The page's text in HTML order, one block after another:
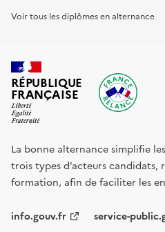
Voir tous les diplômes en alternance
RÉPUBLIQUE
FRANÇAISE
La bonne alternance simplifie
trois types d’acteurs candidats,
formation, afin de faciliter les
info.gouv.fr service-